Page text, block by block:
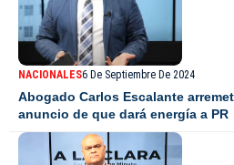
NACIONALES6 De Septiembre De 2024
Abogado Carlos Escalante
anuncio de que dará energía a PR